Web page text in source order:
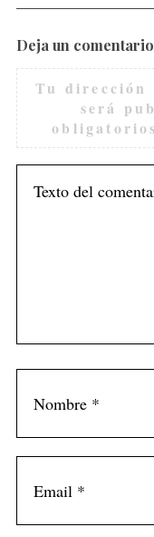
Deja un comentario
Tu dirección
será